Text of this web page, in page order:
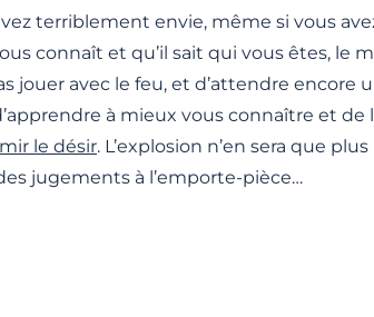
terriblement envie, même si vous
connaît et qu’il sait qui vous êtes, le
jouer avec le feu, et d’attendre encore
à mieux vous connaître et de
le désir. L’explosion n’en sera que
jugements à l’emporte-pièce…